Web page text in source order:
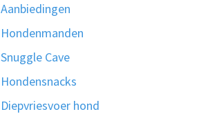
Aanbiedingen
Hondenmanden
Snuggle Cave
Hondensnacks
Diepvriesvoer hond